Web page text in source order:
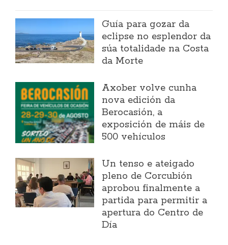
Guía para gozar da
eclipse no esplendor da
súa totalidade na Costa
da Morte
Axober volve cunha
nova edición da
Berocasión, a
exposición de máis de
500 vehículos
Un tenso e ateigado
pleno de Corcubión
aprobou finalmente a
partida para permitir a
apertura do Centro de
Día